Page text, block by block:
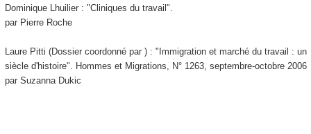
Dominique Lhuilier : "Cliniques du travail".
par Pierre Roche
Laure Pitti (Dossier coordonné par ) : "Immigration et marché du travail : un
siècle d'histoire". Hommes et Migrations, N° 1263, septembre-octobre 2006
par Suzanna Dukic